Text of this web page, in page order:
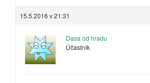
15.5.2016 v 21:31
Dasa od hradu
Účastník